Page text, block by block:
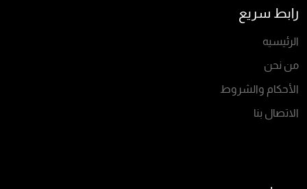
رابط سريع
الرئيسيه
من نحن
الأحكام والشروط
الاتصال بنا